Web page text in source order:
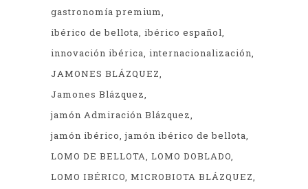
gastronomía premium
ibérico de bellota ibérico español
innovación ibérica internacionalización
JAMONES BLÁZQUEZ
Jamones Blázquez
jamón Admiración Blázquez
jamón ibérico jamón ibérico de bellota
LOMO DE BELLOTA LOMO DOBLADO
LOMO IBÉRICO MICROBIOTA BLÁZQUEZ